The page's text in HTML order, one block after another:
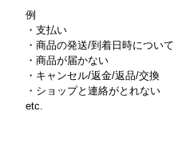
例
・支払い
・商品の発送/到着日時について
・商品が届かない
・キャンセル/返金/返品/交換
・ショップと連絡がとれない
etc.